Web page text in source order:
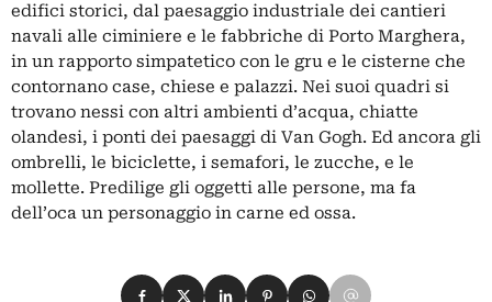
edifici storici, dal paesaggio industriale dei cantieri
navali alle ciminiere e le fabbriche di Porto Marghera,
in un rapporto simpatetico con le gru e le cisterne che
contornano case, chiese e palazzi. Nei suoi quadri si
trovano nessi con altri ambienti d’acqua, chiatte
olandesi, i ponti dei paesaggi di Van Gogh. Ed ancora gli
ombrelli, le biciclette, i semafori, le zucche, e le
mollette. Predilige gli oggetti alle persone, ma fa
dell’oca un personaggio in carne ed ossa.
Condividi su Facebook
Condividi su X
Condividi su LinkedIn
Condividi su Pinterest
Condividi su WhatsApp
Condividi su Email